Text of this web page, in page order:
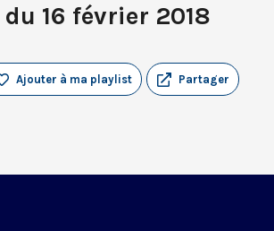
16 février 2018
Partager
Ajouter à ma playlist